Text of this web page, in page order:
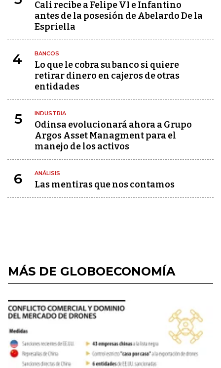
Cali recibe a Felipe VI e Infantino
antes de la posesión de Abelardo De la
Espriella
4 BANCOS
Lo que le cobra su banco si quiere
retirar dinero en cajeros de otras
entidades
5 INDUSTRIA
Odinsa evolucionará ahora a Grupo
Argos Asset Managment para el
manejo de los activos
6 ANÁLISIS
Las mentiras que nos contamos
MÁS DE GLOBOECONOMÍA